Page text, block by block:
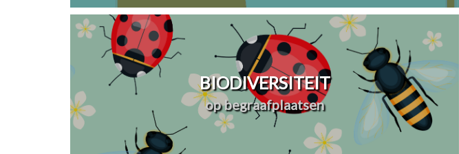
BIODIVERSITEIT
op begraafplaatsen